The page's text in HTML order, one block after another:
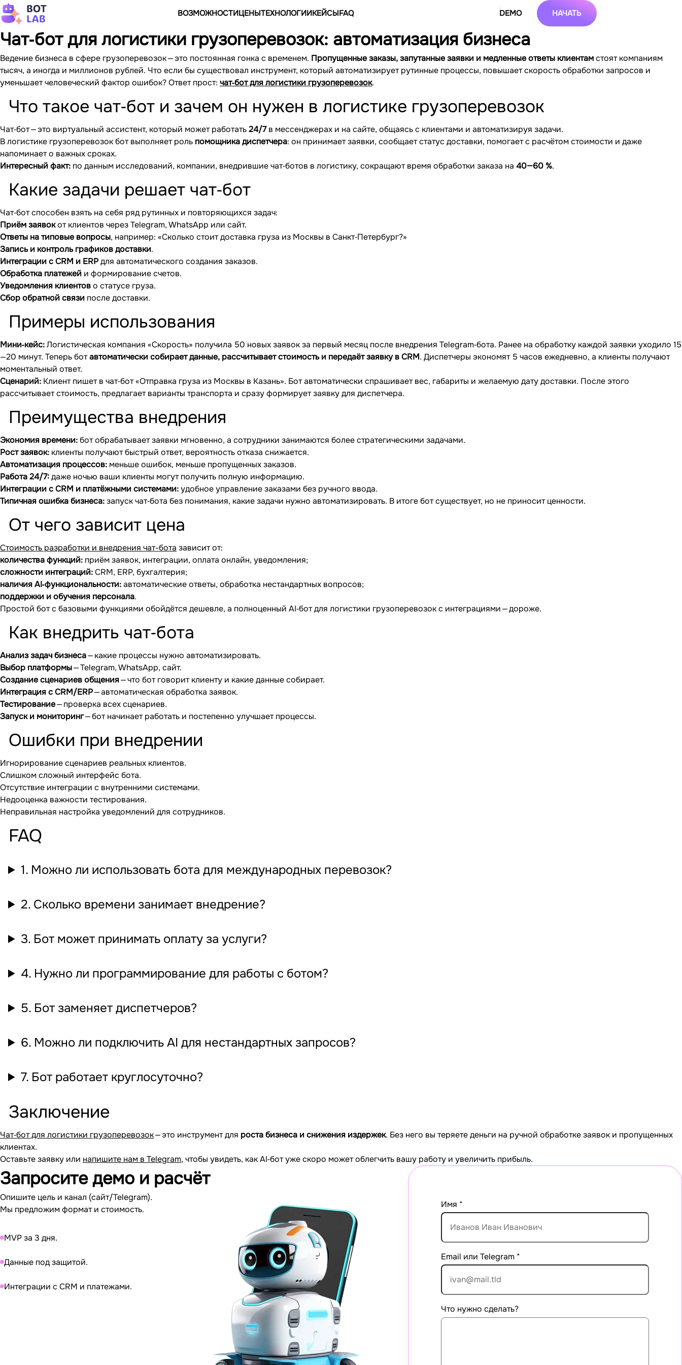
ВОЗМОЖНОСТИЦЕНЫТЕХНОЛОГИИКЕЙСЫFAQ DEMO НАЧАТЬ
Чат‐бот для логистики грузоперевозок: автоматизация бизнеса
Ведение бизнеса в сфере грузоперевозок — это постоянная гонка с временем. Пропущенные заказы, запутанные заявки и медленные ответы клиентамстоят компаниям
тысяч, а иногда и миллионов рублей. Что если бы существовал инструмент, который автоматизирует рутинные процессы, повышает скорость обработки запросов и
уменьшает человеческий фактор ошибок? Ответ прост: чат‐бот для логистики грузоперевозок.
Что такое чат‐бот и зачем он нужен в логистике грузоперевозок
Чат‐бот — это виртуальный ассистент, который может работать24/7в мессенджерах и на сайте, общаясь с клиентами и автоматизируя задачи.
В логистике грузоперевозок бот выполняет роль помощника диспетчера: он принимает заявки, сообщает статус доставки, помогает с расчётом стоимости и даже
напоминает о важных сроках.
Интересный факт: по данным исследований, компании, внедрившие чат‐ботов в логистику, сокращают время обработки заказа на 40—60 %.
Какие задачи решает чат‐бот
Чат‐бот способен взять на себя ряд рутинных и повторяющихся задач:
Приём заявокот клиентов через Telegram, WhatsApp или сайт.
Ответы на типовые вопросы, например: «Сколько стоит доставка груза из Москвы в Санкт‐Петербург?»
Запись и контроль графиков доставки.
Интеграции с CRM и ERPдля автоматического создания заказов.
Обработка платежей и формирование счетов.
Уведомления клиентово статусе груза.
Сбор обратной связи после доставки.
Примеры использования
Мини‐кейс:Логистическая компания «Скорость» получила 50 новых заявок за первый месяц после внедрения Telegram‐бота. Ранее на обработку каждой заявки уходило 15
—20 минут. Теперь ботавтоматически собирает данные, рассчитывает стоимость и передаёт заявку в CRM. Диспетчеры экономят 5 часов ежедневно, а клиенты получают
моментальный ответ.
Сценарий: Клиент пишет в чат‐бот «Отправка груза из Москвы в Казань». Бот автоматически спрашивает вес, габариты и желаемую дату доставки. После этого
рассчитывает стоимость, предлагает варианты транспорта и сразу формирует заявку для диспетчера.
Преимущества внедрения
Экономия времени:бот обрабатывает заявки мгновенно, а сотрудники занимаются более стратегическими задачами.
Рост заявок: клиенты получают быстрый ответ, вероятность отказа снижается.
Автоматизация процессов: меньше ошибок, меньше пропущенных заказов.
Работа 24/7:даже ночью ваши клиенты могут получить полную информацию.
Интеграции с CRM и платёжными системами:удобное управление заказами без ручного ввода.
Типичная ошибка бизнеса:запуск чат‐бота без понимания, какие задачи нужно автоматизировать. В итоге бот существует, но не приносит ценности.
От чего зависит цена
Стоимость разработки и внедрения чат-бота зависит от:
количества функций: приём заявок, интеграции, оплата онлайн, уведомления;
сложности интеграций:CRM, ERP, бухгалтерия;
наличия AI‐функциональности:автоматические ответы, обработка нестандартных вопросов;
поддержки и обучения персонала.
Простой бот с базовыми функциями обойдётся дешевле, а полноценный AI‐бот для логистики грузоперевозок с интеграциями — дороже.
Как внедрить чат‐бота
Анализ задач бизнеса— какие процессы нужно автоматизировать.
Выбор платформы— Telegram, WhatsApp, сайт.
Создание сценариев общения— что бот говорит клиенту и какие данные собирает.
Интеграция с CRM/ERP— автоматическая обработка заявок.
Тестирование— проверка всех сценариев.
Запуск и мониторинг— бот начинает работать и постепенно улучшает процессы.
Ошибки при внедрении
Игнорирование сценариев реальных клиентов.
Слишком сложный интерфейс бота.
Отсутствие интеграции с внутренними системами.
Недооценка важности тестирования.
Неправильная настройка уведомлений для сотрудников.
FAQ
1. Можно ли использовать бота для международных перевозок?
2. Сколько времени занимает внедрение?
3. Бот может принимать оплату за услуги?
4. Нужно ли программирование для работы с ботом?
5. Бот заменяет диспетчеров?
6. Можно ли подключить AI для нестандартных запросов?
7. Бот работает круглосуточно?
Заключение
Чат‐бот для логистики грузоперевозок— это инструмент для роста бизнеса и снижения издержек. Без него вы теряете деньги на ручной обработке заявок и пропущенных
клиентах.
Оставьте заявку или напишите нам в Telegram, чтобы увидеть, как AI‐бот уже скоро может облегчить вашу работу и увеличить прибыль.
Запроситедемо и расчёт
Опишите цель и канал (сайт/Telegram).
Мы предложим формат и стоимость.
MVP за 3 дня.
Данные под защитой.
Интеграции с CRM и платежами.
Имя *
Email или Telegram *
Что нужно сделать?